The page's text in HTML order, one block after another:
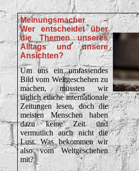
Meinungsmacher –
Wer entscheidet über
die Themen unseres
Alltags und unsere
Ansichten?
Um uns ein umfassendes
Bild vom Weltgeschehen zu
machen, müssten wir
täglich etliche internationale
Zeitungen lesen, doch die
meisten Menschen haben
dazu keine Zeit und
vermutlich auch nicht die
Lust. Was bekommen wir
also vom Weltgeschehen
mit?